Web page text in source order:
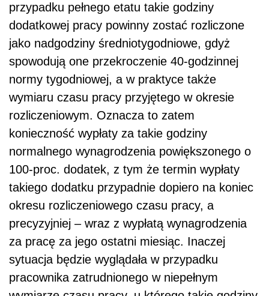
przypadku pełnego etatu takie godziny
dodatkowej pracy powinny zostać rozliczone
jako nadgodziny średniotygodniowe, gdyż
spowodują one przekroczenie 40-godzinnej
normy tygodniowej, a w praktyce także
wymiaru czasu pracy przyjętego w okresie
rozliczeniowym. Oznacza to zatem
konieczność wypłaty za takie godziny
normalnego wynagrodzenia powiększonego o
100-proc. dodatek, z tym że termin wypłaty
takiego dodatku przypadnie dopiero na koniec
okresu rozliczeniowego czasu pracy, a
precyzyjniej – wraz z wypłatą wynagrodzenia
za pracę za jego ostatni miesiąc. Inaczej
sytuacja będzie wyglądała w przypadku
pracownika zatrudnionego w niepełnym